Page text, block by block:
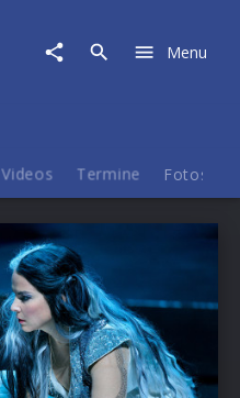
Menu
Videos Termine Fotos